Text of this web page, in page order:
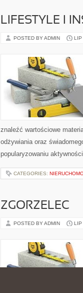
LIFESTYLE I
POSTED BY ADMIN LIP
znaleźć wartościowe
odżywiania oraz
popularyzowaniu
CATEGORIES:
ZGORZELEC
POSTED BY ADMIN LIP